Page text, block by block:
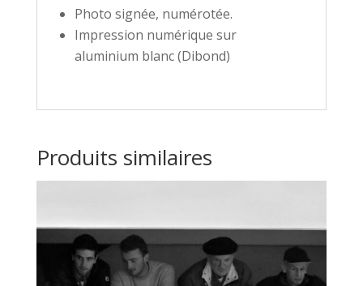
Photo signée, numérotée.
Impression numérique sur
aluminium blanc (Dibond)
Produits similaires